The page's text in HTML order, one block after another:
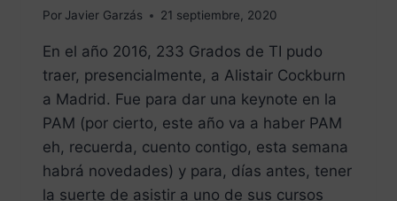
Por Javier Garzás 21 septiembre, 2020
En el año 2016, 233 Grados de TI pudo
traer, presencialmente, a Alistair Cockburn
a Madrid. Fue para dar una keynote en la
PAM (por cierto, este año va a haber PAM
eh, recuerda, cuento contigo, esta semana
habrá novedades) y para, días antes, tener
la suerte de asistir a uno de sus cursos